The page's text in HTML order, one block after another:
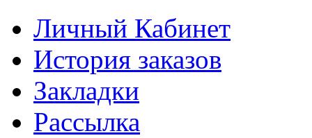
Личный Кабинет
История заказов
Закладки
Рассылка